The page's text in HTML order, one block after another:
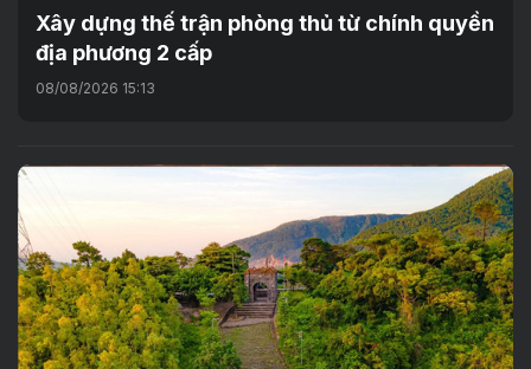
Xây dựng thế trận phòng thủ từ chính quyền
địa phương 2 cấp
08/08/2026 15:13